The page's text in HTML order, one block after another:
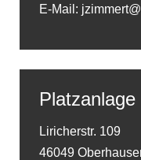
E-Mail:
Platzanlage
Liricherstr. 109
46049